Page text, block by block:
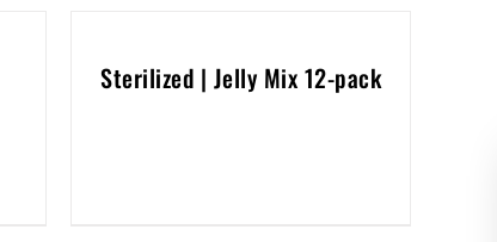
Sterilized | Jelly Mix 12-pack